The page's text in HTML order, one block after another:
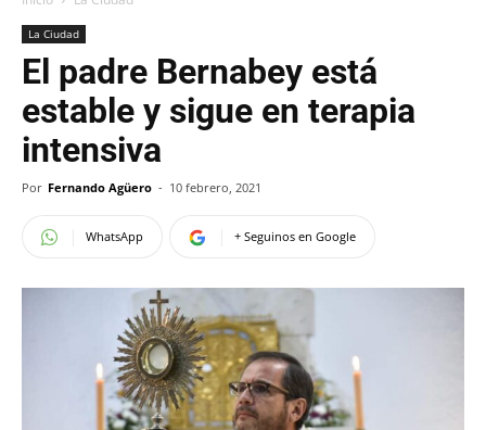
La Ciudad
El padre Bernabey está
estable y sigue en terapia
intensiva
Por Fernando Agüero - 10 febrero, 2021
WhatsApp + Seguinos en Google